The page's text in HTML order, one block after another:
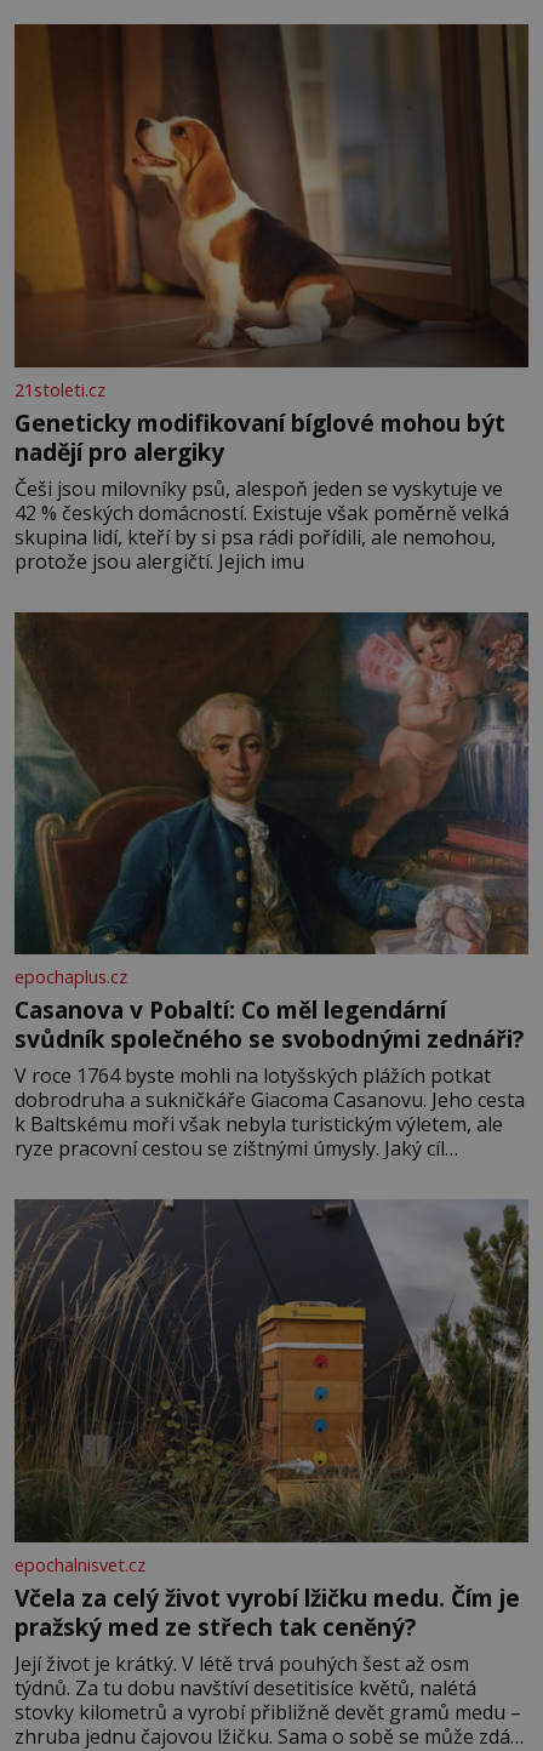
povaze, ale i v potřebách naší pokožky. Ohnivá znamení
Ženy narozené ve znamení Berana, Lva a Střelce v sobě
nesou žár, odvahu a neutuchající elán. Vaše
21stoleti.cz
Geneticky modifikovaní bíglové mohou být
nadějí pro alergiky
Češi jsou milovníky psů, alespoň jeden se vyskytuje ve
42 % českých domácností. Existuje však poměrně velká
skupina lidí, kteří by si psa rádi pořídili, ale nemohou,
protože jsou alergičtí. Jejich imu
epochaplus.cz
Casanova v Pobaltí: Co měl legendární
svůdník společného se svobodnými zednáři?
V roce 1764 byste mohli na lotyšských plážích potkat
dobrodruha a sukničkáře Giacoma Casanovu. Jeho cesta
k Baltskému moři však nebyla turistickým výletem, ale
ryze pracovní cestou se zištnými úmysly. Jaký cíl
lotyšské Rigy? Casanova v Pobaltí kontaktoval tamní
zednářské lóže. Nebyl v této oblasti žádným nováčkem,
protože do zednářské
epochalnisvet.cz
Včela za celý život vyrobí lžičku medu. Čím je
pražský med ze střech tak ceněný?
Její život je krátký. V létě trvá pouhých šest až osm
týdnů. Za tu dobu navštíví desetitisíce květů, nalétá
stovky kilometrů a vyrobí přibližně devět gramů medu –
zhruba jednu čajovou lžičku. Sama o sobě se může zdát